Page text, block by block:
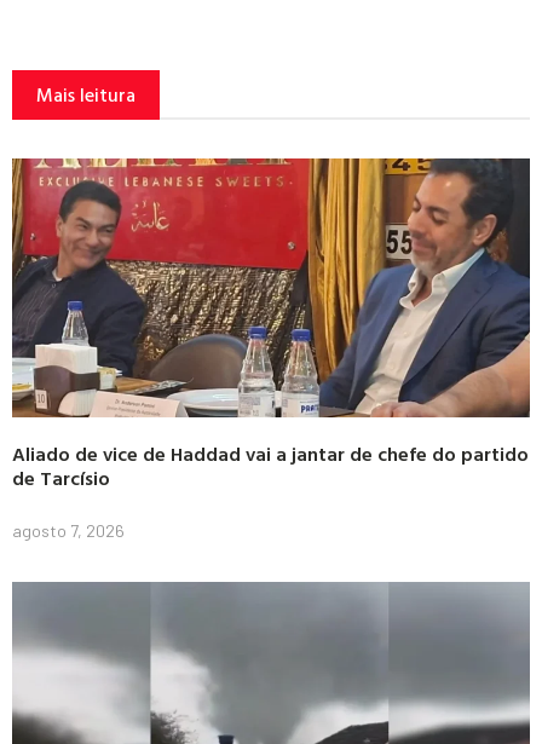
Mais leitura
Aliado de vice de Haddad vai a jantar de chefe do partido
de Tarcísio
agosto 7, 2026